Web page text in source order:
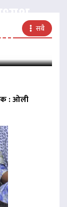
सबै
: ओली